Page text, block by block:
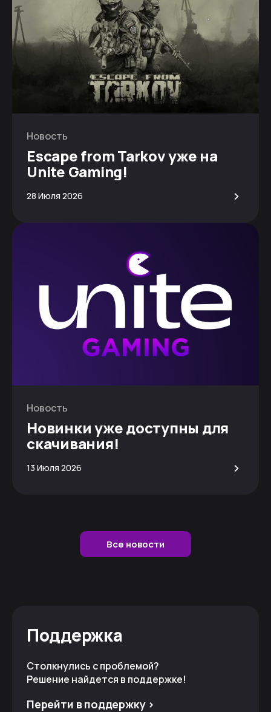
Новость
Escape from Tarkov уже на
Unite Gaming!
28 Июля 2026 >
Новость
Новинки уже доступны для
скачивания!
13 Июля 2026 >
Все новости
Поддержка
Столкнулись с проблемой?
Решение найдется в поддержке!
Перейти в поддержку >